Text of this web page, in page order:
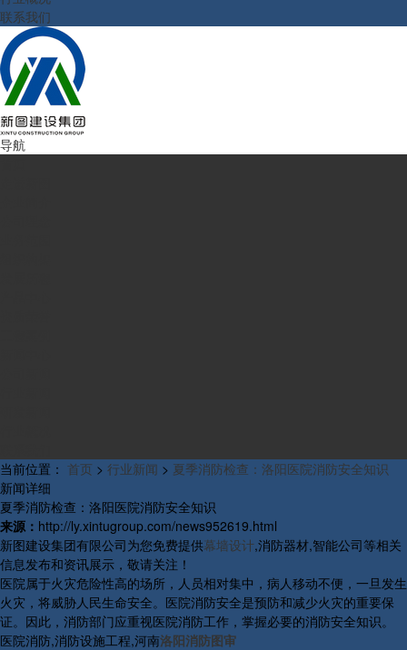
联系我们
导航
当前位置： 首页 > 行业新闻 > 夏季消防检查：洛阳医院消防安全知识
新闻详细
夏季消防检查：洛阳医院消防安全知识
来源： http://ly.xintugroup.com/news952619.html
新图建设集团有限公司为您免费提供幕墙设计,消防器材,智能公司等相关
信息发布和资讯展示，敬请关注！
医院属于火灾危险性高的场所，人员相对集中，病人移动不便，一旦发生
火灾，将威胁人民生命安全。医院消防安全是预防和减少火灾的重要保
证。因此，消防部门应重视医院消防工作，掌握必要的消防安全知识。
医院消防,消防设施工程,河南洛阳消防图审